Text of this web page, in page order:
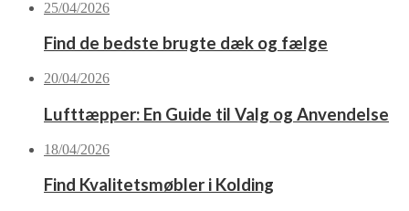
25/04/2026
Find de bedste brugte dæk og fælge
20/04/2026
Lufttæpper: En Guide til Valg og Anvendelse
18/04/2026
Find Kvalitetsmøbler i Kolding